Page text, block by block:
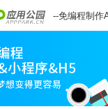
--免编程制作